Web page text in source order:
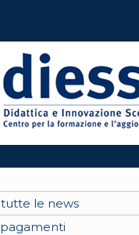
tutte le news
pagamenti